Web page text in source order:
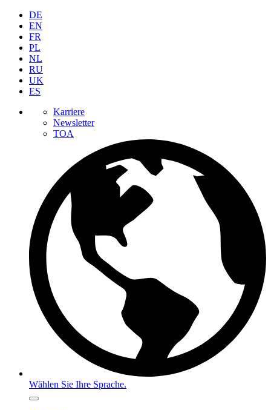
DE
EN
FR
PL
NL
RU
UK
ES
Karriere
Newsletter
TOA
Wählen Sie Ihre Sprache.